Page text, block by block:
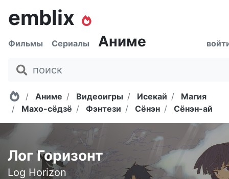
emblix
Фильмы Сериалы Аниме
Главная
Аниме Видеоигры Исекай
Магия
Махо-сёдзё
Фэнтези Сёнэн Сёнэн-ай
Лог Горизонт
Log Horizon